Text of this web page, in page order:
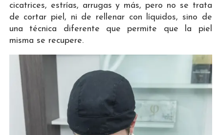
cicatrices, estrías, arrugas y más, pero no se trata
de cortar piel, ni de rellenar con líquidos, sino de
una técnica diferente que permite que la piel
misma se recupere.